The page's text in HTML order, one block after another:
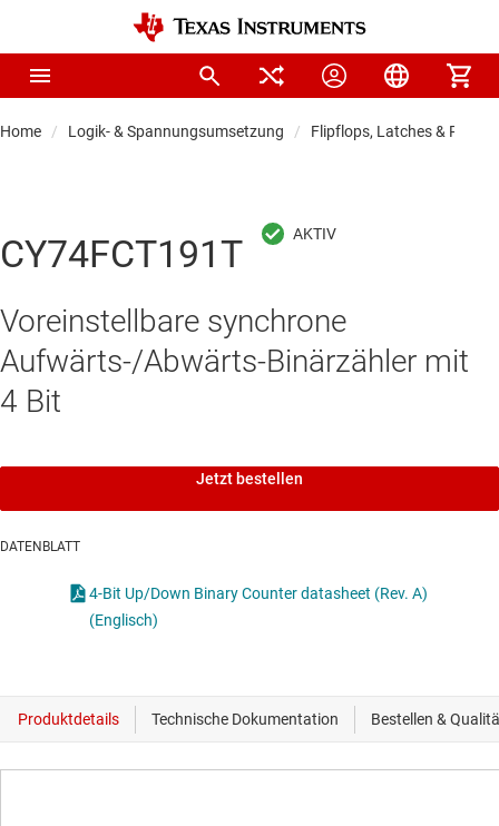
Home Logik- & Spannungsumsetzung Flipflops, Latches &
CY74FCT191T
Voreinstellbare synchrone
Aufwärts-/Abwärts-Binärzähler mit
4 Bit
Jetzt bestellen
DATENBLATT
4-Bit Up/Down Binary Counter datasheet (Rev. A)
(Englisch)